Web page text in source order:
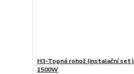
H3-Topná rohož (instalační set)
1500W